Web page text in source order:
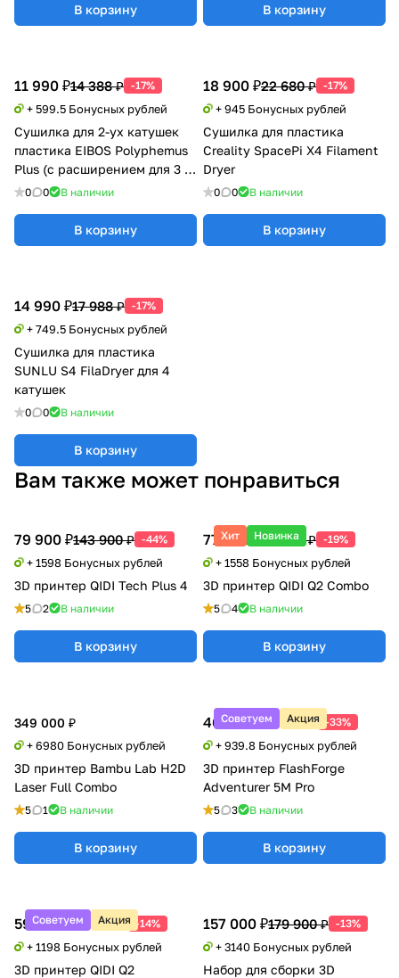
В корзину В корзину
11 990 ₽14 388 ₽ -17%
+ 599.5 Бонусных рублей
Сушилка для 2-ух катушек
пластика EIBOS Polyphemus
Plus (с расширением для 3 кг
катушки)
0 0 В наличии
В корзину
18 900 ₽22 680 ₽ -17%
+ 945 Бонусных рублей
Сушилка для пластика
Creality SpacePi X4 Filament
Dryer
0 0 В наличии
В корзину
14 990 ₽17 988 ₽ -17%
+ 749.5 Бонусных рублей
Сушилка для пластика
SUNLU S4 FilaDryer для 4
катушек
0 0 В наличии
В корзину
Вам также может понравиться
79 900 ₽143 900 ₽ -44%
+ 1598 Бонусных рублей
3D принтер QIDI Tech Plus 4
5 2 В наличии
В корзину
Хит Новинка
77 900 ₽95 990 ₽ -19%
+ 1558 Бонусных рублей
3D принтер QIDI Q2 Combo
5 4 В наличии
В корзину
Советуем Акция
46 990 ₽69 900 ₽ -33%
+ 939.8 Бонусных рублей
3D принтер FlashForge
Adventurer 5M Pro
5 3 В наличии
В корзину
Советуем Акция
59 900 ₽69 900 ₽ -14%
+ 1198 Бонусных рублей
3D принтер QIDI Q2
157 000 ₽179 900 ₽ -13%
+ 3140 Бонусных рублей
Набор для cборки 3D
349 000 ₽
+ 6980 Бонусных рублей
3D принтер Bambu Lab H2D
Laser Full Combo
5 1 В наличии
В корзину